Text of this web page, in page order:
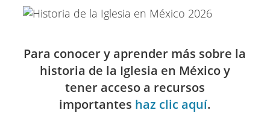
Para conocer y aprender más sobre la
historia de la Iglesia en México y
tener acceso a recursos
importantes haz clic aquí.